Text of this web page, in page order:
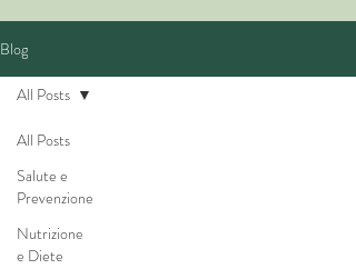
Blog
All Posts
Salute e
Prevenzione
Nutrizione
e Diete
All Posts